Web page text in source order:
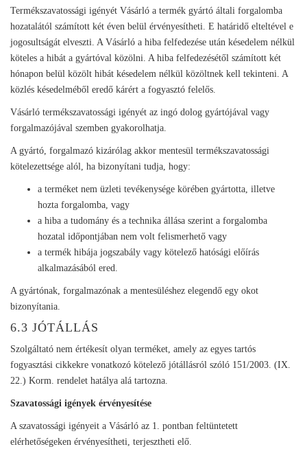
Termékszavatossági igényét Vásárló a termék gyártó általi forgalomba
hozatalától számított két éven belül érvényesítheti. E határidő elteltével e
jogosultságát elveszti. A Vásárló a hiba felfedezése után késedelem nélkül
köteles a hibát a gyártóval közölni. A hiba felfedezésétől számított két
hónapon belül közölt hibát késedelem nélkül közöltnek kell tekinteni. A
közlés késedelméből eredő kárért a fogyasztó felelős.
Vásárló termékszavatossági igényét az ingó dolog gyártójával vagy
forgalmazójával szemben gyakorolhatja.
A gyártó, forgalmazó kizárólag akkor mentesül termékszavatossági
kötelezettsége alól, ha bizonyítani tudja, hogy:
a terméket nem üzleti tevékenysége körében gyártotta, illetve
hozta forgalomba, vagy
a hiba a tudomány és a technika állása szerint a forgalomba
hozatal időpontjában nem volt felismerhető vagy
a termék hibája jogszabály vagy kötelező hatósági előírás
alkalmazásából ered.
A gyártónak, forgalmazónak a mentesüléshez elegendő egy okot
bizonyítania.
6.3 JÓTÁLLÁS
Szolgáltató nem értékesít olyan terméket, amely az egyes tartós
fogyasztási cikkekre vonatkozó kötelező jótállásról szóló 151/2003. (IX.
22.) Korm. rendelet hatálya alá tartozna.
Szavatossági igények érvényesítése
A szavatossági igényeit a Vásárló az 1. pontban feltüntetett
elérhetőségeken érvényesítheti, terjesztheti elő.